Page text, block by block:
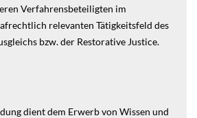
Verfahrensbeteiligten im
relevanten Tätigkeitsfeld des
bzw. der Restorative Justice.
dient dem Erwerb von Wissen und